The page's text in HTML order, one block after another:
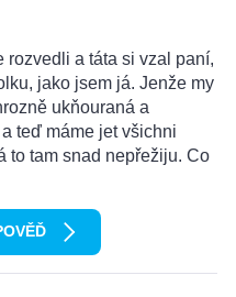
rozvedli a táta si vzal paní,
jako jsem já. Jenže my
ukňouraná a
teď máme jet všichni
to tam snad nepřežiju. Co